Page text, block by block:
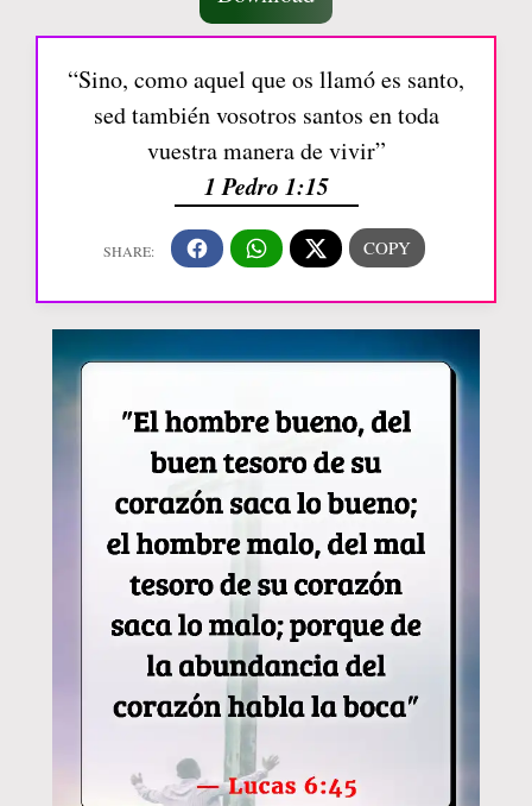
“Sino, como aquel que os llamó es santo,
sed también vosotros santos en toda
vuestra manera de vivir”
1 Pedro 1:15